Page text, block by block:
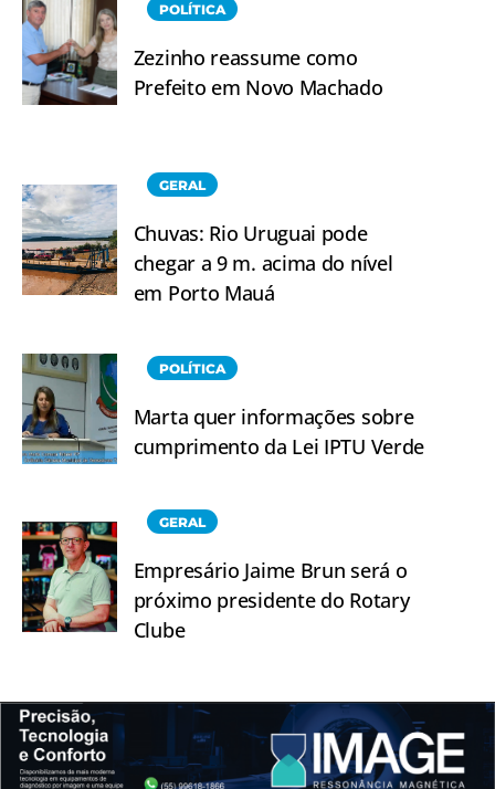
POLÍTICA
Zezinho reassume como
Prefeito em Novo Machado
GERAL
Chuvas: Rio Uruguai pode
chegar a 9 m. acima do nível
em Porto Mauá
POLÍTICA
Marta quer informações sobre
cumprimento da Lei IPTU Verde
GERAL
Empresário Jaime Brun será o
próximo presidente do Rotary
Clube